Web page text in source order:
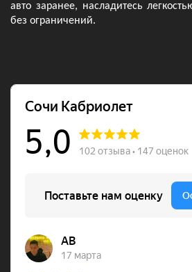
авто заранее, насладитесь
без ограничений.